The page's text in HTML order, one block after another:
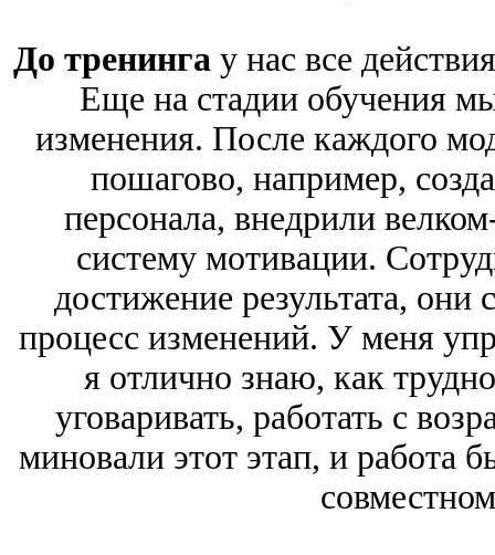
До тренинга у нас все
Еще на стадии обучения
изменения. После каждого
пошагово, например,
персонала, внедрили
систему мотивации.
достижение результата, они
процесс изменений. У меня
я отлично знаю, как
уговаривать, работать с
миновали этот этап, и работа